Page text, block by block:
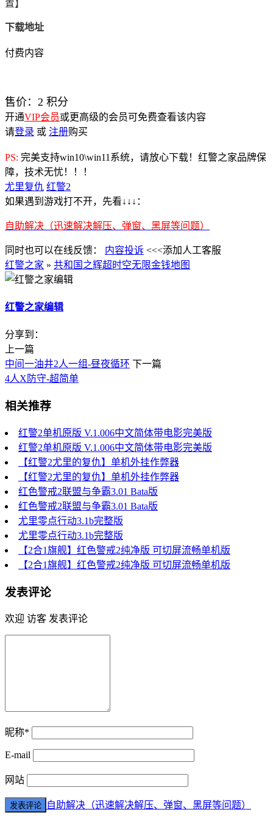
置】
下载地址
付费内容
售价： 2 积分
开通VIP会员或更高级的会员可免费查看该内容
请登录 或 注册购买
PS: 完美支持win10\win11系统，请放心下载！红警之家品牌保
障，技术无忧！！！
尤里复仇 红警2
如果遇到游戏打不开，先看↓↓↓：
自助解决（迅速解决解压、弹窗、黑屏等问题）
同时也可以在线反馈： 内容投诉 <<<添加人工客服
红警之家 » 共和国之辉超时空无限金钱地图
红警之家编辑
分享到：
上一篇
中间一油井2人一组-昼夜循环 下一篇
4人X防守-超简单
相关推荐
红警2单机原版 V.1.006中文简体带电影完美版
红警2单机原版 V.1.006中文简体带电影完美版
【红警2尤里的复仇】单机外挂作弊器
【红警2尤里的复仇】单机外挂作弊器
红色警戒2联盟与争霸3.01 Bata版
红色警戒2联盟与争霸3.01 Bata版
尤里零点行动3.1b完整版
尤里零点行动3.1b完整版
【2合1旗舰】红色警戒2纯净版 可切屏流畅单机版
【2合1旗舰】红色警戒2纯净版 可切屏流畅单机版
发表评论
欢迎 访客 发表评论
昵称*
E-mail
网站
自助解决（迅速解决解压、弹窗、黑屏等问题）